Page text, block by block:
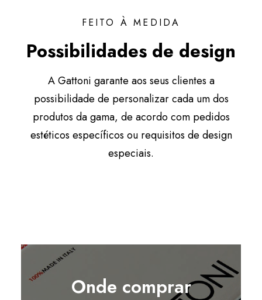
FEITO À MEDIDA
Possibilidades de design
A Gattoni garante aos seus clientes a
possibilidade de personalizar cada um dos
produtos da gama, de acordo com pedidos
estéticos específicos ou requisitos de design
especiais.
Onde comprar